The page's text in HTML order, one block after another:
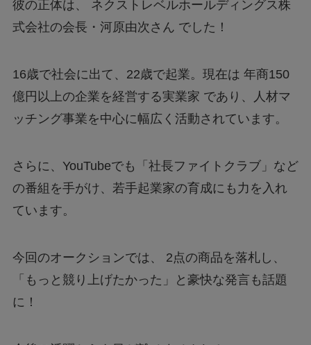
彼の正体は、 ネクストレベルホールディングス株
式会社の会長・河原由次さん でした！
16歳で社会に出て、22歳で起業。現在は 年商150
億円以上の企業を経営する実業家 であり、人材マ
ッチング事業を中心に幅広く活動されています。
さらに、YouTubeでも「社長ファイトクラブ」など
の番組を手がけ、若手起業家の育成にも力を入れ
ています。
今回のオークションでは、 2点の商品を落札し、
「もっと競り上げたかった」と豪快な発言も話題
に！